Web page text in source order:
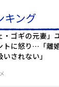
キング
・ゴギの元妻
トに怒り…「離
されない」